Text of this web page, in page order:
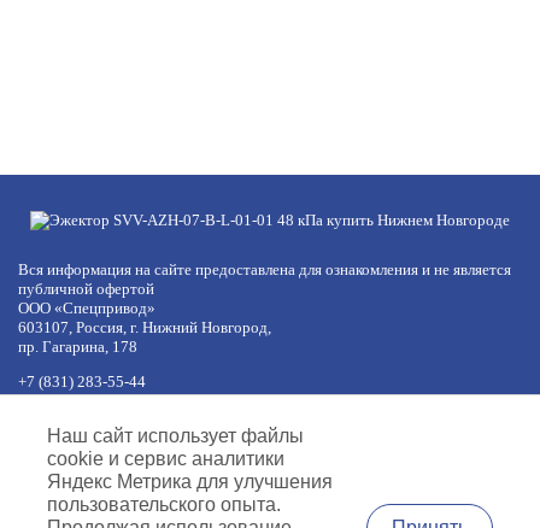
Вся информация на сайте предоставлена для ознакомления и не является
публичной офертой
ООО «Спецпривод»
603107, Россия, г. Нижний Новгород,
пр. Гагарина, 178
+7 (831) 283-55-44
+7 (977) 422-66-54
обед с 12:30 до 13:30
info@specprivod.com
Вопросы, предложения?
Наш сайт использует файлы
cookie и сервис аналитики
Яндекс Метрика для улучшения
пользовательского опыта.